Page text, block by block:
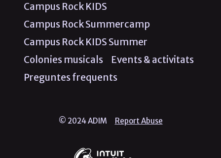
Campus Rock KIDS
Campus Rock Summercamp
Campus Rock KIDS Summer
Colonies musicals
Events & activitats
Preguntes frequents
© 2024 ADIM Report Abuse